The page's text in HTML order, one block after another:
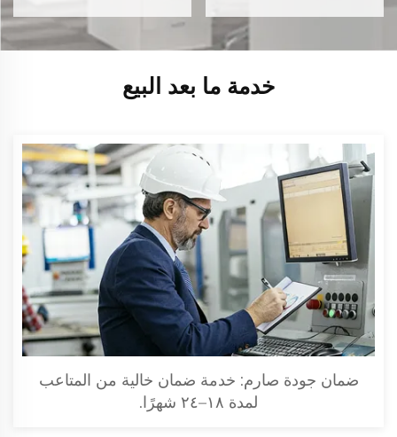
خدمة ما بعد البيع
ضمان جودة صارم: خدمة ضمان خالية من المتاعب
لمدة ١٨–٢٤ شهرًا.